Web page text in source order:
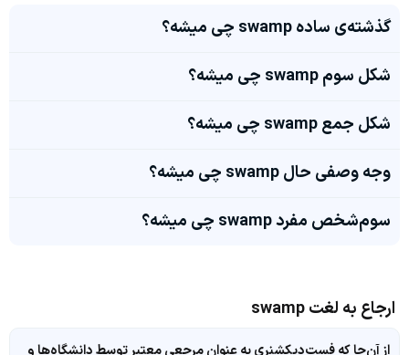
گذشته‌ی ساده swamp چی میشه؟
شکل سوم swamp چی میشه؟
شکل جمع swamp چی میشه؟
وجه وصفی حال swamp چی میشه؟
سوم‌شخص مفرد swamp چی میشه؟
ارجاع به لغت swamp